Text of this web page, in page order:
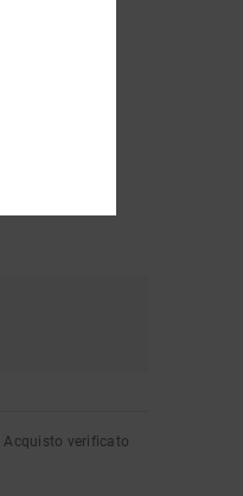
Acquisto verificato